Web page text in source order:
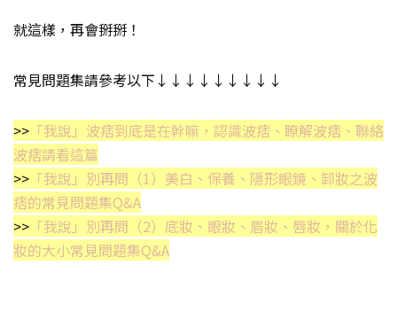
就這樣，再會掰掰！
常見問題集請參考以下↓↓↓↓↓↓↓↓↓
>> 「我說」波痞到底是在幹嘛，認識波痞、瞭解波痞、聯絡
波痞請看這篇
>> 「我說」別再問（1）美白、保養、隱形眼鏡、卸妝之波
痞的常見問題集Q&A
>> 「我說」別再問（2）底妝、眼妝、眉妝、唇妝，關於化
妝的大小常見問題集Q&A